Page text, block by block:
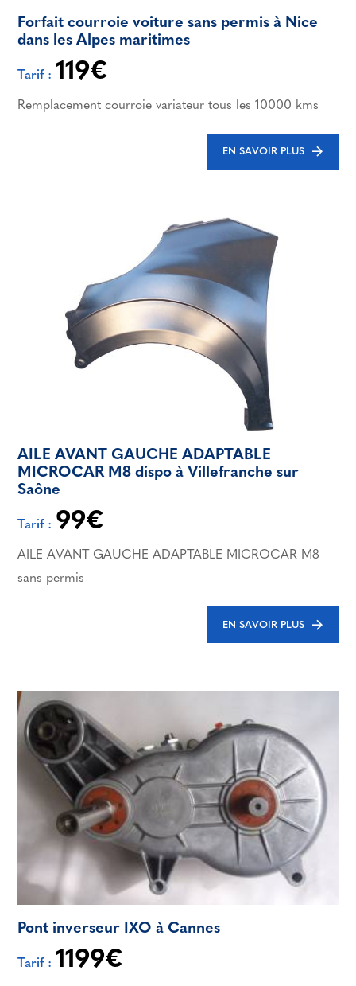
Forfait courroie voiture sans permis à Nice
dans les Alpes maritimes
Tarif : 119€
Remplacement courroie variateur tous les 10000 kms
EN SAVOIR PLUS
AILE AVANT GAUCHE ADAPTABLE
MICROCAR M8 dispo à Villefranche sur
Saône
Tarif : 99€
AILE AVANT GAUCHE ADAPTABLE MICROCAR M8
sans permis
EN SAVOIR PLUS
Pont inverseur IXO à Cannes
Tarif : 1199€